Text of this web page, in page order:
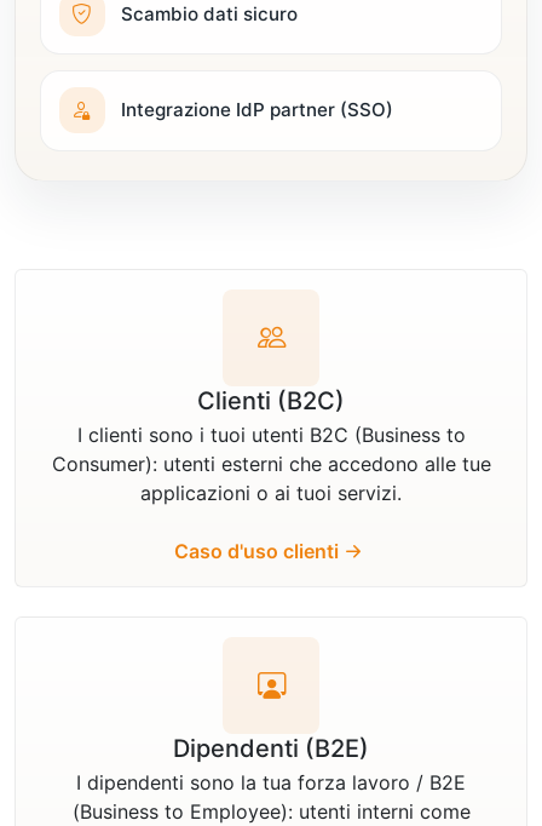
Scambio dati sicuro
Integrazione IdP partner (SSO)
Clienti (B2C)
I clienti sono i tuoi utenti B2C (Business to
Consumer): utenti esterni che accedono alle tue
applicazioni o ai tuoi servizi.
Caso d'uso clienti
Dipendenti (B2E)
I dipendenti sono la tua forza lavoro / B2E
(Business to Employee): utenti interni come